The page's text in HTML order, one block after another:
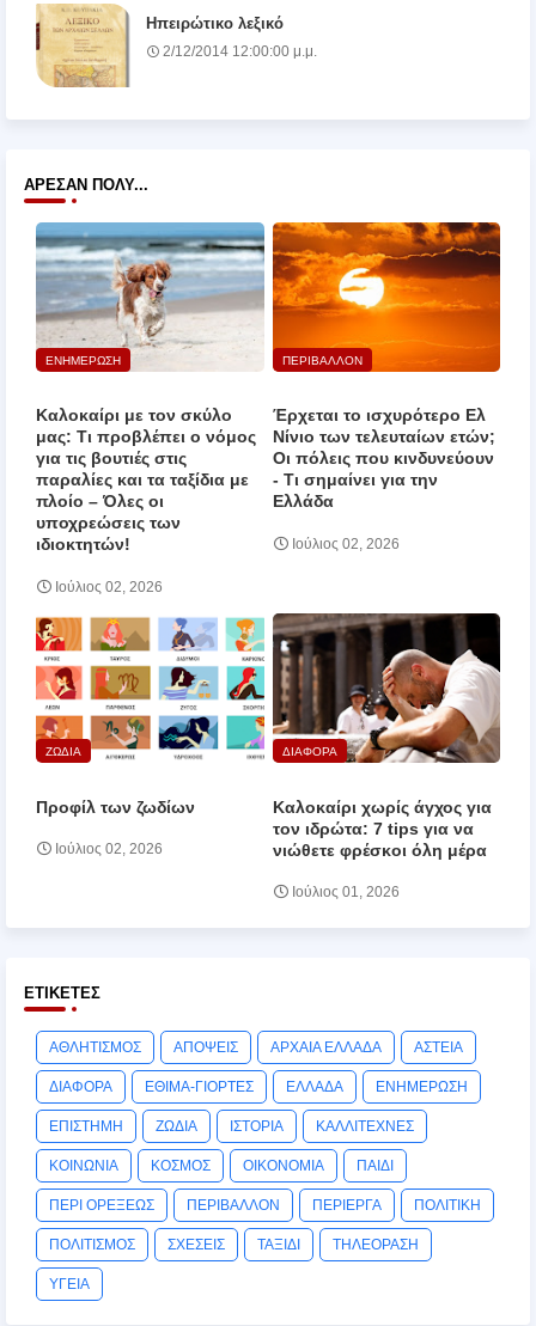
Ηπειρώτικο λεξικό
2/12/2014 12:00:00 μ.μ.
ΆΡΕΣΑΝ ΠΟΛΎ...
ΕΝΗΜΕΡΩΣΗ
Καλοκαίρι με τον σκύλο
μας: Τι προβλέπει ο νόμος
για τις βουτιές στις
παραλίες και τα ταξίδια με
πλοίο – Όλες οι
υποχρεώσεις των
ιδιοκτητών!
Ιούλιος 02, 2026
ΠΕΡΙΒΑΛΛΟΝ
Έρχεται το ισχυρότερο Ελ
Νίνιο των τελευταίων ετών;
Οι πόλεις που κινδυνεύουν
‑ Τι σημαίνει για την
Ελλάδα
Ιούλιος 02, 2026
ΖΩΔΙΑ
Προφίλ των ζωδίων
Ιούλιος 02, 2026
ΔΙΑΦΟΡΑ
Καλοκαίρι χωρίς άγχος για
τον ιδρώτα: 7 tips για να
νιώθετε φρέσκοι όλη μέρα
Ιούλιος 01, 2026
ΕΤΙΚΈΤΕΣ
ΑΘΛΗΤΙΣΜΟΣ ΑΠΟΨΕΙΣ ΑΡΧΑΙΑ ΕΛΛΑΔΑ ΑΣΤΕΙΑ
ΔΙΑΦΟΡΑ ΕΘΙΜΑ-ΓΙΟΡΤΕΣ ΕΛΛΑΔΑ ΕΝΗΜΕΡΩΣΗ
ΕΠΙΣΤΗΜΗ ΖΩΔΙΑ ΙΣΤΟΡΙΑ ΚΑΛΛΙΤΕΧΝΕΣ
ΚΟΙΝΩΝΙΑ ΚΟΣΜΟΣ ΟΙΚΟΝΟΜΙΑ ΠΑΙΔΙ
ΠΕΡΙ ΟΡΕΞΕΩΣ ΠΕΡΙΒΑΛΛΟΝ ΠΕΡΙΕΡΓΑ ΠΟΛΙΤΙΚΗ
ΠΟΛΙΤΙΣΜΟΣ ΣΧΕΣΕΙΣ ΤΑΞΙΔΙ ΤΗΛΕΟΡΑΣΗ
ΥΓΕΙΑ